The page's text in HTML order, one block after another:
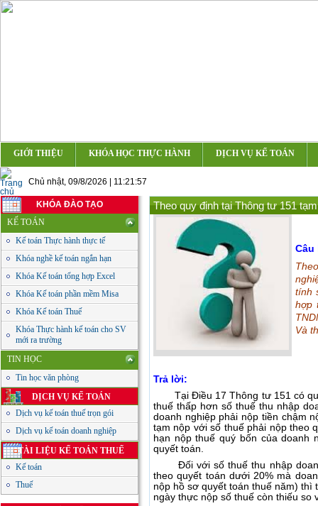
GIỚI THIỆU KHÓA HỌC THỰC HÀNH DỊCH VỤ KẾ TOÁN
Chủ nhật, 09/8/2026 | 11:21:58
KHÓA ĐÀO TẠO
KẾ TOÁN
Kế toán Thực hành thực tế
Khóa nghề kế toán ngắn hạn
Khóa Kế toán tổng hợp Excel
Khóa Kế toán phần mềm Misa
Khóa Kế toán Thuế
Khóa Thực hành kế toán cho SV
mới ra trường
TIN HỌC
Tin học văn phòng
DỊCH VỤ KẾ TOÁN
Dịch vụ kế toán thuế trọn gói
Dịch vụ kế toán doanh nghiệp
TÀI LIỆU KẾ TOÁN THUẾ
Kế toán
Thuế
Theo quy định tại Thông tư 151
Câu
tính
hợp
Và
Trả lời:
Tại Điều 17 Thông tư 151 có
thuế thấp hơn số thuế thu nhập
doanh nghiệp phải nộp tiền chậm
tạm nộp với số thuế phải nộp theo
hạn nộp thuế quý bốn của doanh
quyết toán.
Đối với số thuế thu nhập doanh
theo quyết toán dưới 20% mà
nộp hồ sơ quyết toán thuế năm)
ngày thực nộp số thuế còn thiếu so